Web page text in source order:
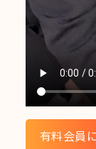
有料会員